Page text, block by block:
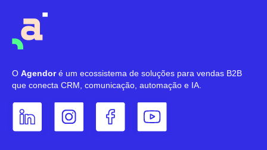
O Agendoré um ecossistema de soluções para vendas B2B
que conecta CRM, comunicação, automação e IA.